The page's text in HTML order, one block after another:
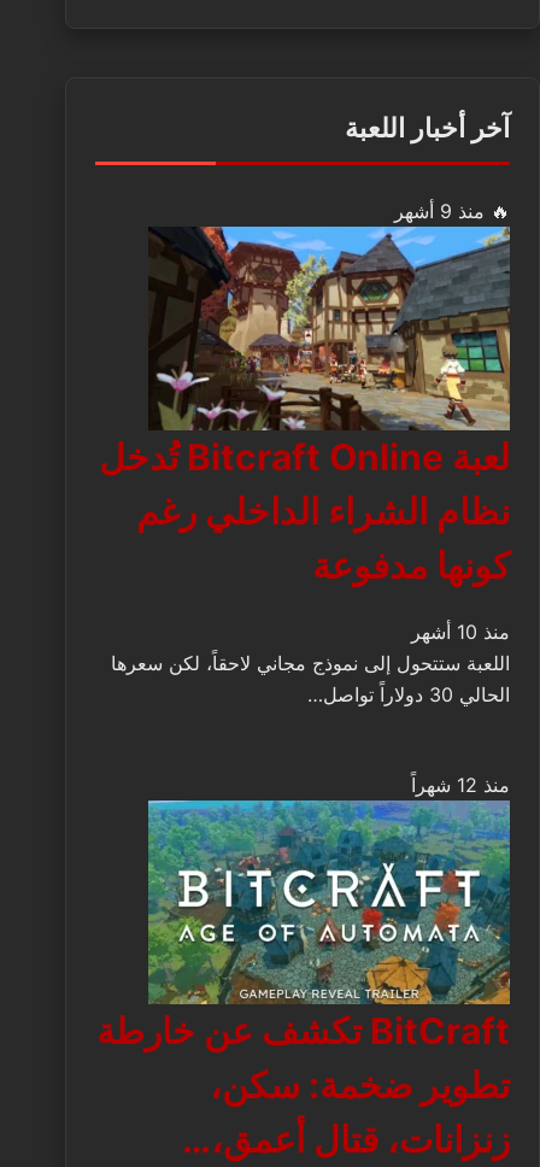
آخر أخبار اللعبة
🔥 منذ 9 أشهر
لعبة Bitcraft Online تُدخل
نظام الشراء الداخلي رغم
كونها مدفوعة
منذ 10 أشهر
اللعبة ستتحول إلى نموذج مجاني لاحقاً، لكن سعرها
الحالي 30 دولاراً تواصل…
منذ 12 شهراً
BitCraft تكشف عن خارطة
تطوير ضخمة: سكن،
زنزانات، قتال أعمق،…